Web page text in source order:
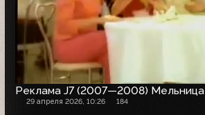
Реклама J7 (2007—2008) Мельница
29 апреля 2026, 10:26 184